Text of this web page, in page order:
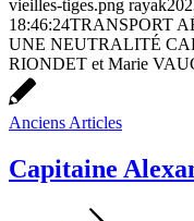
vieilles-tiges.png rayak
18:46:24TRANSPORT
UNE NEUTRALITÉ
RIONDET et Marie
Anciens Articles
Capitaine